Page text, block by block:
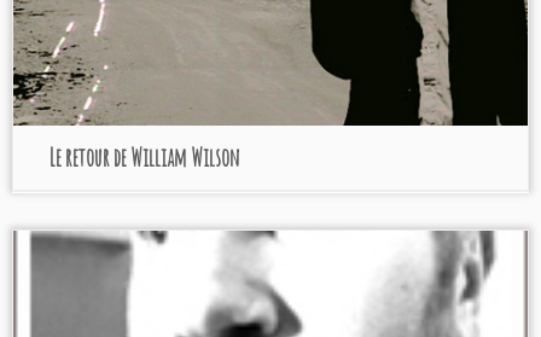
Le retour de William Wilson